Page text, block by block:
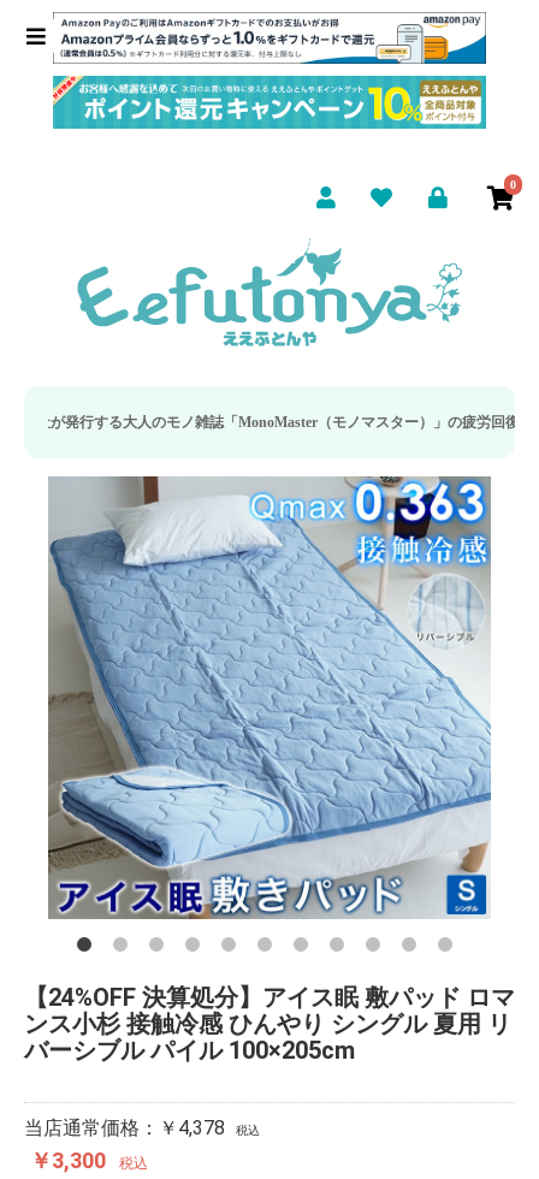
0
ノ雑誌「MonoMaster（モノマスター）」の疲労回復・睡眠の向上特集に当社の
【24%OFF 決算処分】アイス眠 敷パッド ロマ
ンス小杉 接触冷感 ひんやり シングル 夏用 リ
バーシブル パイル 100×205cm
当店通常価格：￥4,378 税込
￥3,300 税込